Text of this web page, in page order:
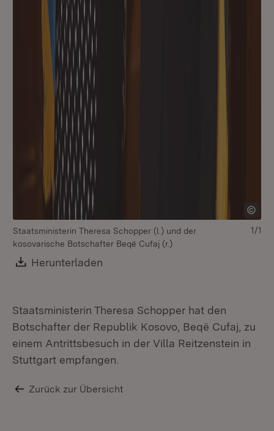
Staatsministerin Theresa Schopper (l.) und der
kosovarische Botschafter Beqë Cufaj (r.)
Download:
Herunterladen
1/1
Staatsministerin Theresa Schopper hat den
Botschafter der Republik Kosovo, Beqë Cufaj, zu
einem Antrittsbesuch in der Villa Reitzenstein in
Stuttgart empfangen.
Zurück zur Übersicht